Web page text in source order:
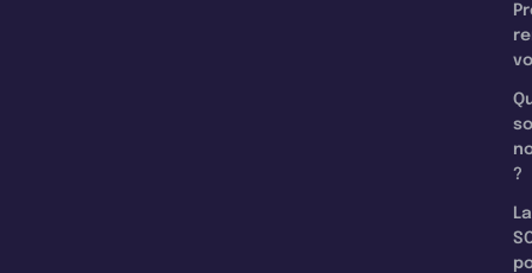
?
La